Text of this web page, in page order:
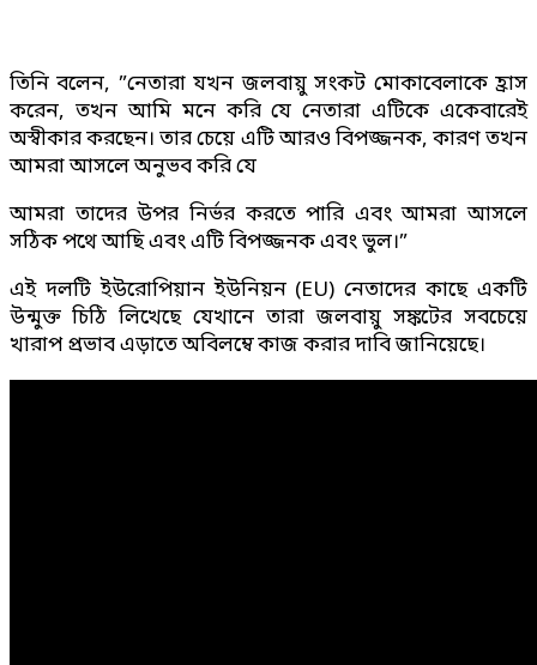
তিনি বলেন, ”নেতারা যখন জলবায়ু সংকট মোকাবেলাকে হ্রাস
করেন, তখন আমি মনে করি যে নেতারা এটিকে একেবারেই
অস্বীকার করছেন। তার চেয়ে এটি আরও বিপজ্জনক, কারণ তখন
আমরা আসলে অনুভব করি যে
আমরা তাদের উপর নির্ভর করতে পারি এবং আমরা আসলে
সঠিক পথে আছি এবং এটি বিপজ্জনক এবং ভুল।”
এই দলটি ইউরোপিয়ান ইউনিয়ন (EU) নেতাদের কাছে একটি
উন্মুক্ত চিঠি লিখেছে যেখানে তারা জলবায়ু সঙ্কটের সবচেয়ে
খারাপ প্রভাব এড়াতে অবিলম্বে কাজ করার দাবি জানিয়েছে।